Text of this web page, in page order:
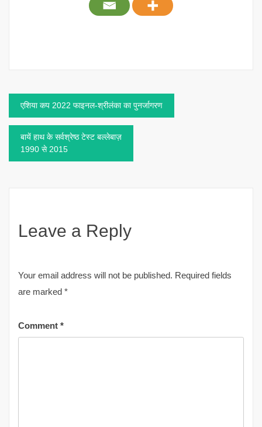
Post
navigation
एशिया कप 2022 फाइनल-श्रीलंका का पुनर्जागरण
बायें हाथ के सर्वश्रेष्ठ टेस्ट बल्लेबाज़
1990 से 2015
Leave a Reply
Your email address will not be published. Required fields
are marked *
Comment *